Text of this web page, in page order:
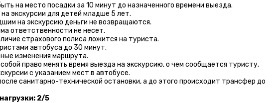
на место посадки за 10 минут до назначенного времени выезда.
экскурсии для детей младше 5 лет.
на экскурсию деньги не возвращаются.
ответственности не несет.
страхового полиса ложится на туриста.
автобуса до 30 минут.
изменения маршрута.
право менять время выезда на экскурсию, о чем сообщается туристу.
с указанием мест в автобуcе.
санитарно-технической остановки, а до этого происходит трансфер до
2/5